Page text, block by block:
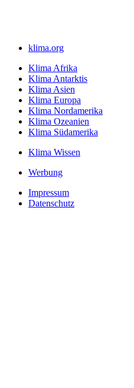
klima.org
Klima Afrika
Klima Antarktis
Klima Asien
Klima Europa
Klima Nordamerika
Klima Ozeanien
Klima Südamerika
Klima Wissen
Werbung
Impressum
Datenschutz